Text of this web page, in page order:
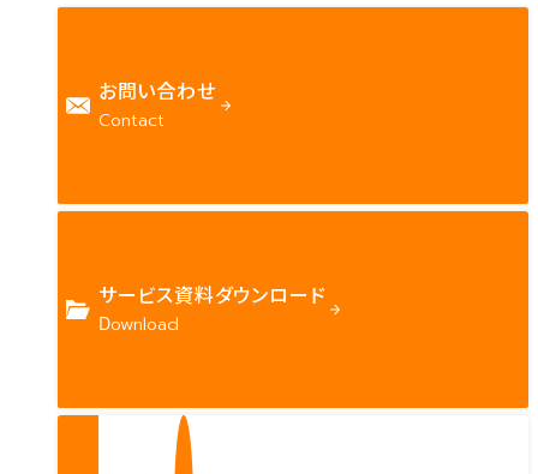
お問い合わせ
Contact
サービス資料ダウンロード
Download